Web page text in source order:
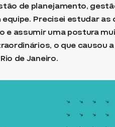
de planejamento,
equipe. Precisei estudar
e assumir uma postura
o que causou
de Janeiro.